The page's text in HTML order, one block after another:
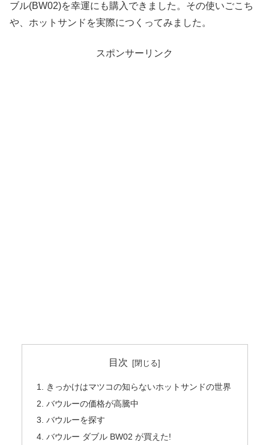
ブル(BW02)を幸運にも購入できました。その使いごこち
や、ホットサンドを実際につくってみました。
スポンサーリンク
目次
きっかけはマツコの知らないホットサンドの世界
バウルーの価格が高騰中
バウルーを探す
バウルー ダブル BW02 が買えた!